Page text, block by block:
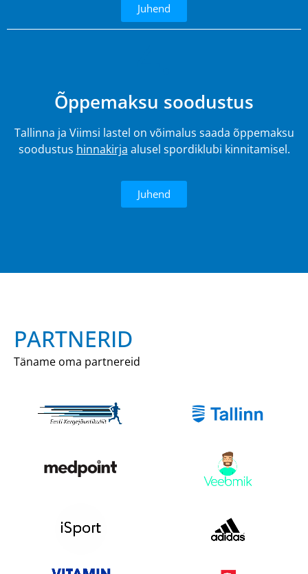
Juhend
Õppemaksu soodustus
Tallinna ja Viimsi lastel on võimalus saada õppemaksu
soodustus hinnakirja alusel spordiklubi kinnitamisel.
Juhend
PARTNERID
Täname oma partnereid